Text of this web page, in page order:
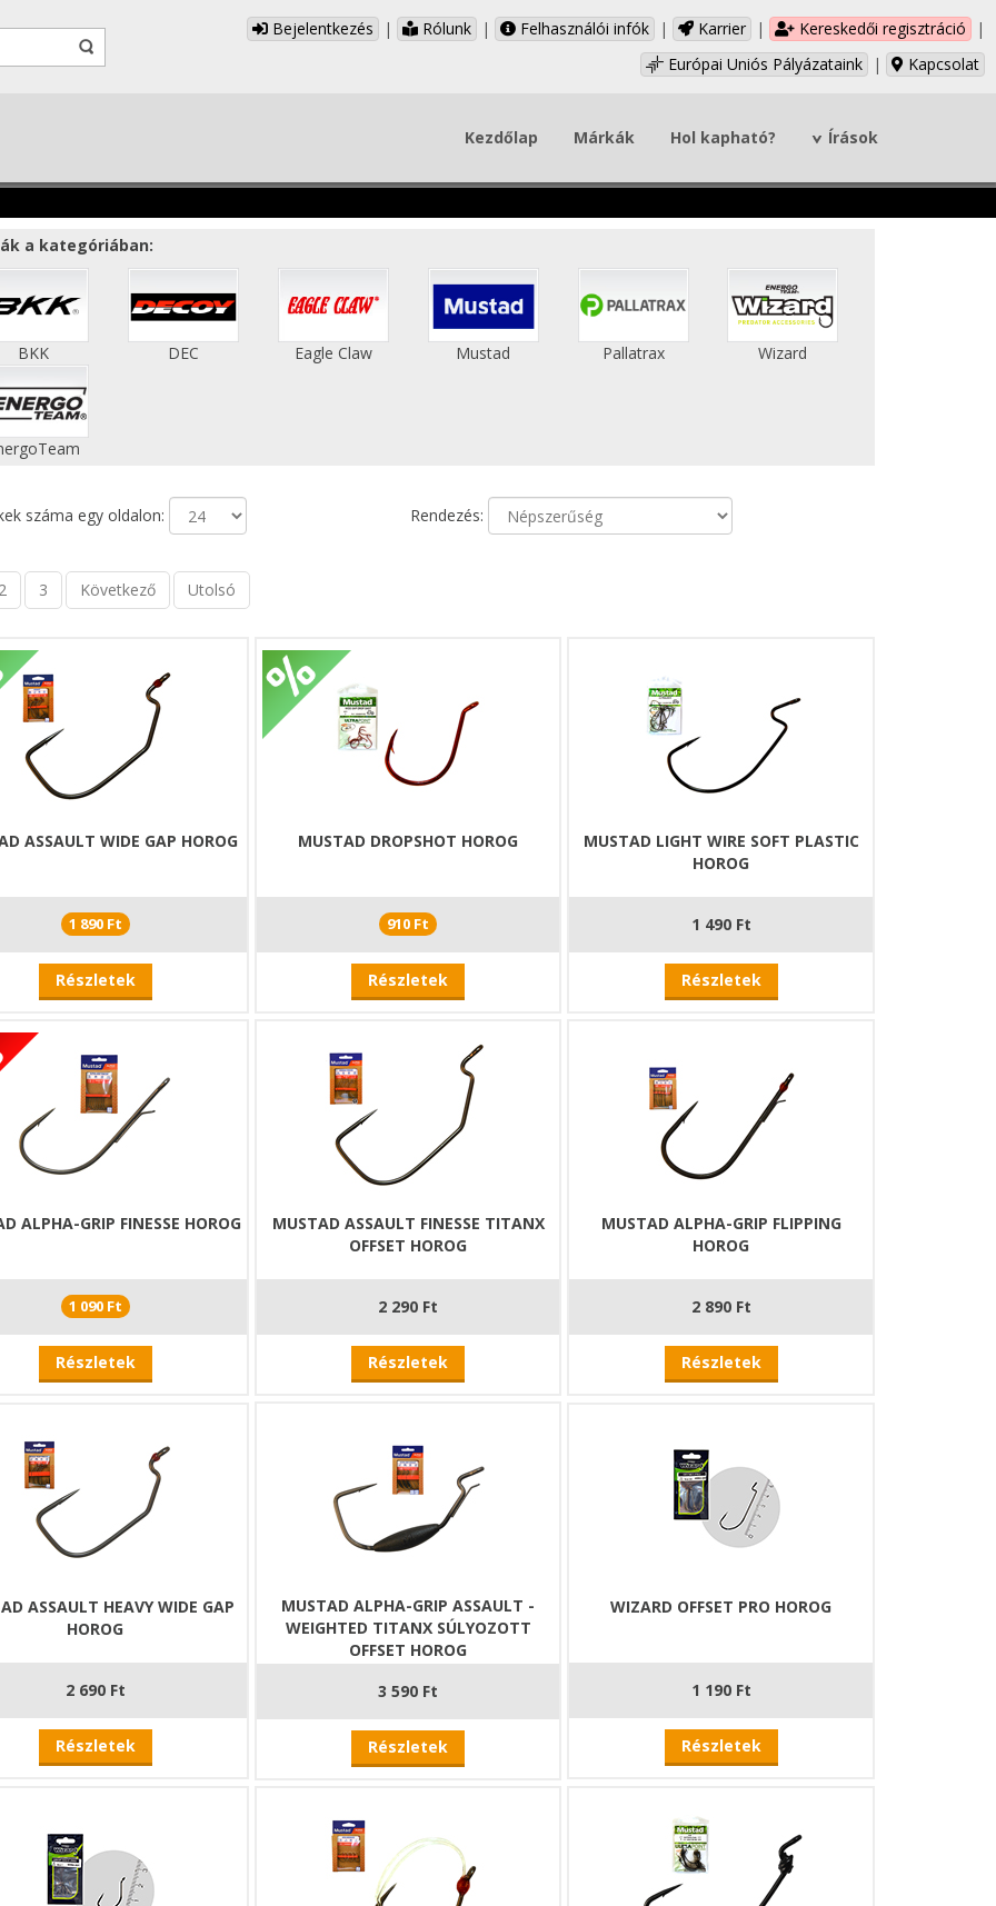
Bejelentkezés | Rólunk | Felhasználói infók | Karrier | Kereskedői regisztráció
|
Európai Uniós Pályázataink
| Kapcsolat
Kezdőlap Márkák Hol kapható? Írások
a kategóriában:
BKK DEC Eagle Claw Mustad Pallatrax Wizard
száma egy oldalon: Rendezés:
3 Következő Utolsó
ASSAULT WIDE GAP HOROG
1 890 Ft
Részletek
MUSTAD DROPSHOT HOROG
910 Ft
Részletek
MUSTAD LIGHT WIRE SOFT PLASTIC
HOROG
1 490 Ft
Részletek
ALPHA-GRIP FINESSE HOROG
1 090 Ft
Részletek
MUSTAD ASSAULT FINESSE TITANX
OFFSET HOROG
2 290 Ft
Részletek
MUSTAD ALPHA-GRIP FLIPPING
HOROG
2 890 Ft
Részletek
ASSAULT HEAVY WIDE GAP
HOROG
2 690 Ft
Részletek
MUSTAD ALPHA-GRIP ASSAULT -
WEIGHTED TITANX SÚLYOZOTT
OFFSET HOROG
3 590 Ft
Részletek
WIZARD OFFSET PRO HOROG
1 190 Ft
Részletek